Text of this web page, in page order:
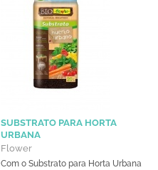
SUBSTRATO PARA HORTA
URBANA
Flower
Com o Substrato para Horta Urbana